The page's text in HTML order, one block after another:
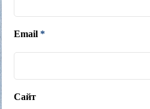
Email *
Сайт